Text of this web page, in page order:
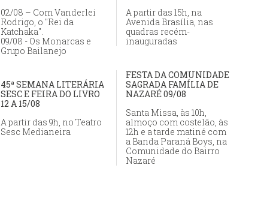
02/08 – Com Vanderlei
Rodrigo, o "Rei da
Katchaka".
09/08 - Os Monarcas e
Grupo Bailanejo
A partir das 15h, na
Avenida Brasília, nas
quadras recém-
inauguradas
FESTA DA COMUNIDADE
SAGRADA FAMÍLIA DE
NAZARÉ 09/08
Santa Missa, às 10h,
almoço com costelão, às
12h e a tarde matiné com
a Banda Paraná Boys, na
Comunidade do Bairro
Nazaré
45ª SEMANA LITERÁRIA
SESC E FEIRA DO LIVRO
12 A 15/08
A partir das 9h, no Teatro
Sesc Medianeira